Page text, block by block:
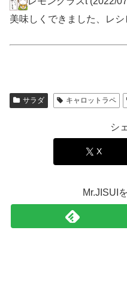
美味しくできました、レシ
サラダ キャロットラペ
シ
X
Mr.JISUI